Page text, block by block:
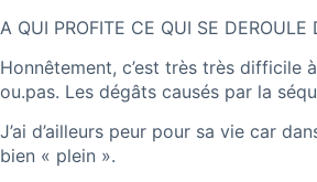
A QUI PROFITE CE QUI SE
Honnêtement, c’est très très difficile
ou.pas. Les dégâts causés par la
J’ai d’ailleurs peur pour sa vie car
bien « plein ».